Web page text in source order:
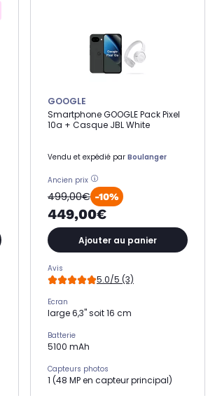
GOOGLE
Smartphone GOOGLE Pack Pixel
10a + Casque JBL White
Vendu et expédié par Boulanger
Ancien prix
499,00€ -10%
449,00€
Ajouter au panier
Avis
5.0/5 (3)
Ecran
large 6,3" soit 16 cm
Batterie
5100 mAh
Capteurs photos
1 (48 MP en capteur principal)